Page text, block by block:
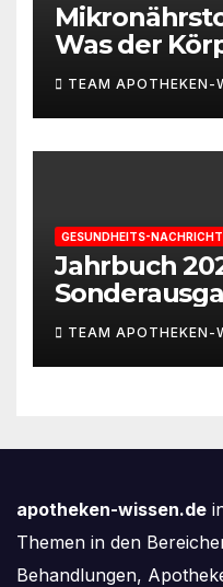
Was der
und
braucht
TEAM APOTHEKEN-
GESUNDHEITS-
Jahrbuch
des
Zahl der
nach
TEAM APOTHEKEN-
apotheken-wissen.de
Themen in den
Behandlungen,